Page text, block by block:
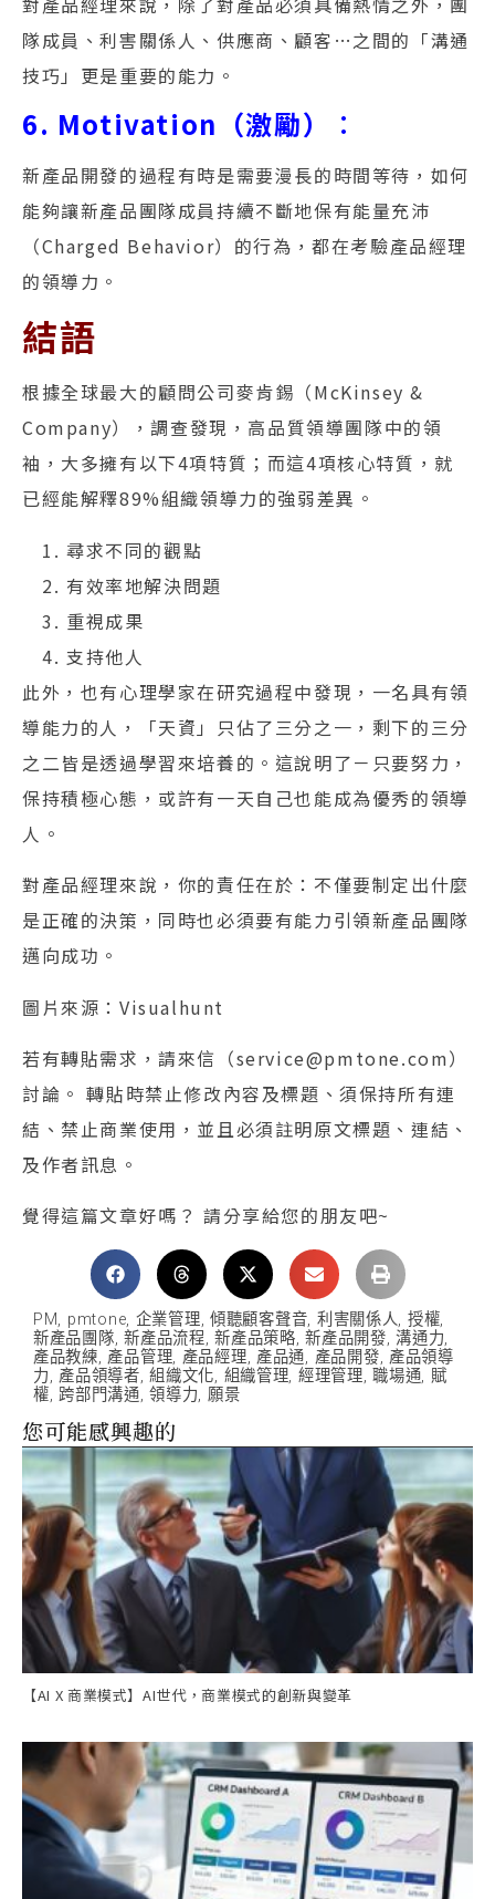
隊成員、利害關係人、供應商、顧客…之間的「溝通
技巧」更是重要的能力。
6. Motivation（激勵） ：
新產品開發的過程有時是需要漫長的時間等待，如何
能夠讓新產品團隊成員持續不斷地保有能量充沛
（Charged Behavior）的行為，都在考驗產品經理
的領導力。
結語
根據全球最大的顧問公司麥肯錫（McKinsey &
Company），調查發現，高品質領導團隊中的領
袖，大多擁有以下4項特質；而這4項核心特質，就
已經能解釋89%組織領導力的強弱差異。
尋求不同的觀點
有效率地解決問題
重視成果
支持他人
此外，也有心理學家在研究過程中發現，一名具有領
導能力的人，「天資」只佔了三分之一，剩下的三分
之二皆是透過學習來培養的。這說明了－只要努力，
保持積極心態，或許有一天自己也能成為優秀的領導
人。
對產品經理來說，你的責任在於：不僅要制定出什麼
是正確的決策，同時也必須要有能力引領新產品團隊
邁向成功。
圖片來源：Visualhunt
若有轉貼需求，請來信（service@pmtone.com）
討論。 轉貼時禁止修改內容及標題、須保持所有連
結、禁止商業使用，並且必須註明原文標題、連結、
及作者訊息。
覺得這篇文章好嗎？ 請分享給您的朋友吧~
PM, pmtone, 企業管理,傾聽顧客聲音, 利害關係人, 授權,
新產品團隊,新產品流程,新產品策略,新產品開發,溝通力,
產品教練, 產品管理, 產品經理, 產品通, 產品開發, 產品領導
力, 產品領導者,組織文化, 組織管理, 經理管理,職場通, 賦
權, 跨部門溝通,領導力, 願景
您可能感興趣的
【AI X 商業模式】AI世代，商業模式的創新與變革